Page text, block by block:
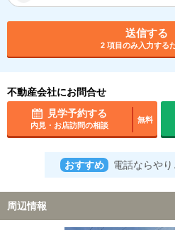
送信する
2 項目のみ入力する
不動産会社にお問合せ
見学予約する
内見・お店訪問の相談
無料
おすすめ 電話ならや
周辺情報